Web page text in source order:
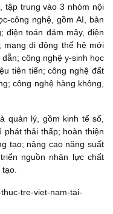
tập trung vào 3 nhóm nội
công nghệ, gồm AI, bản
điện toán đám mây, điện
di động thế hệ mới
công nghệ y-sinh học
tiên tiến; công nghệ đất
công nghệ hàng không,
quản lý, gồm kinh tế số,
phát thải thấp; hoàn thiện
tạo; nâng cao năng suất
nguồn nhân lực chất